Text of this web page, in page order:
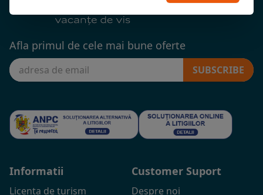
Afla primul de cele mai bune oferte
SUBSCRIBE
Informatii
Licenta de turism
Customer Suport
Despre noi